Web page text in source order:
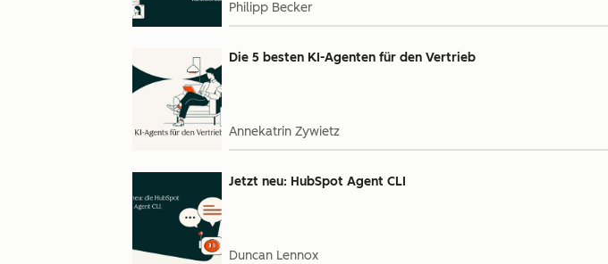
Philipp Becker
Die 5 besten KI-Agenten für den Vertrieb
Annekatrin Zywietz
Jetzt neu: HubSpot Agent CLI
Duncan Lennox